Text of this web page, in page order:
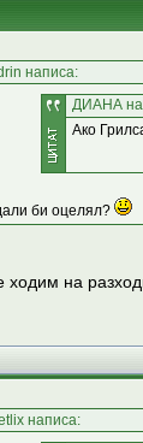
написа:
ДИАНА
Ако
би оцелял?
ходим на
написа: